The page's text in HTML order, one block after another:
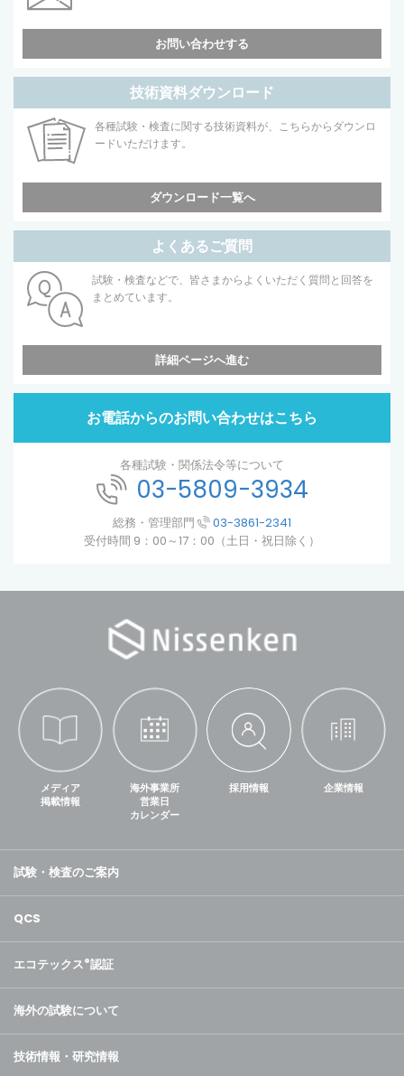
お問い合わせする
技術資料ダウンロード
各種試験・検査に関する技術資料が、こちらからダウンロ
ードいただけます。
ダウンロード一覧へ
よくあるご質問
試験・検査などで、皆さまからよくいただく質問と回答を
まとめています。
詳細ページへ進む
お電話からのお問い合わせはこちら
各種試験・関係法令等について
03-5809-3934
総務・管理部門
03-3861-2341
受付時間 9：00～17：00（土日・祝日除く）
メディア
掲載情報
海外事業所
営業日
カレンダー
採用情報 企業情報
試験・検査のご案内
QCS
エコテックス®認証
海外の試験について
技術情報・研究情報